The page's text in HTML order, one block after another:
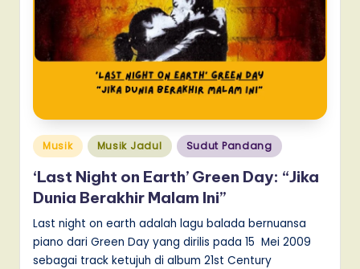
Posted
in
Musik Musik Jadul Sudut Pandang
‘Last Night on Earth’ Green Day: “Jika
Dunia Berakhir Malam Ini”
Last night on earth adalah lagu balada bernuansa
piano dari Green Day yang dirilis pada 15 Mei 2009
sebagai track ketujuh di album 21st Century